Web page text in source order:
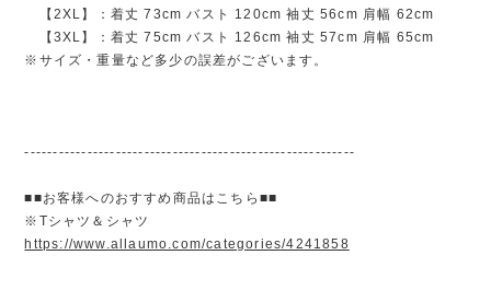
【2XL】：着丈 73cm バスト 120cm 袖丈 56cm 肩幅 62cm
【3XL】：着丈 75cm バスト 126cm 袖丈 57cm 肩幅 65cm
※サイズ・重量など多少の誤差がございます。
----------------------------------------------------------
■■お客様へのおすすめ商品はこちら■■
※Tシャツ＆シャツ
https://www.allaumo.com/categories/4241858